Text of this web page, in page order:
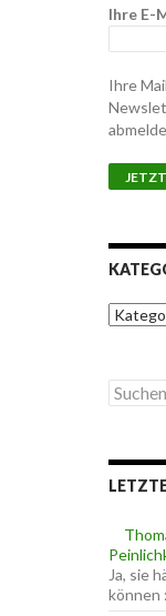
Ihre E-
Ihre
K
a
g
o
n
S
u
e
n
c
h
:
Ja, sie
können